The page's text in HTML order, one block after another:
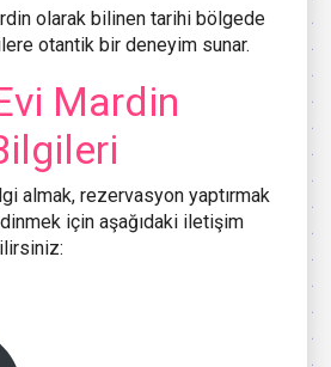
olarak bilinen tarihi bölgede
otantik bir deneyim sunar.
Mardin
almak, rezervasyon yaptırmak
için aşağıdaki iletişim